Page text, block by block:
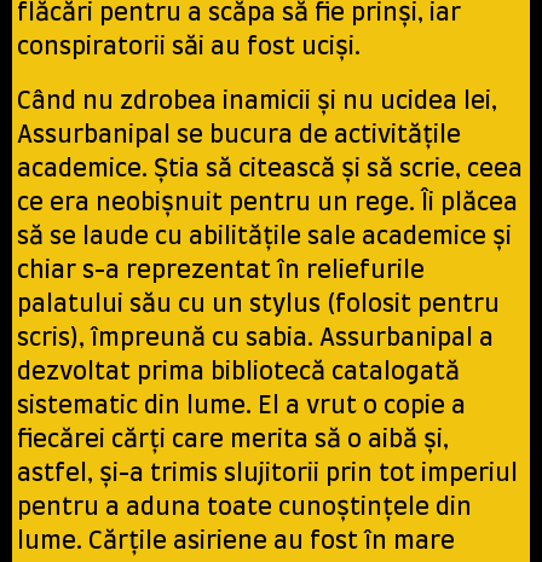
flăcări pentru a scăpa să fie prinşi, iar
conspiratorii săi au fost uciși.
Când nu zdrobea inamicii și nu ucidea lei,
Assurbanipal se bucura de activitățile
academice. Știa să citească și să scrie, ceea
ce era neobișnuit pentru un rege. Îi plăcea
să se laude cu abilitățile sale academice și
chiar s-a reprezentat în reliefurile
palatului său cu un stylus (folosit pentru
scris), împreună cu sabia. Assurbanipal a
dezvoltat prima bibliotecă catalogată
sistematic din lume. El a vrut o copie a
fiecărei cărți care merita să o aibă și,
astfel, și-a trimis slujitorii prin tot imperiul
pentru a aduna toate cunoștințele din
lume. Cărțile asiriene au fost în mare